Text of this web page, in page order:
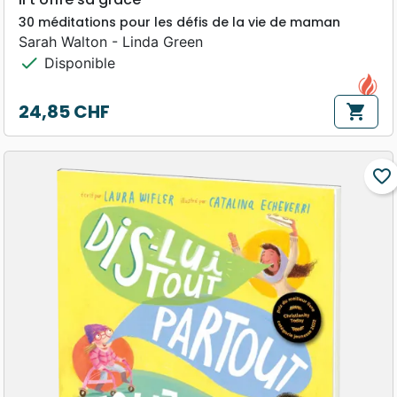
30 méditations pour les défis de la vie de maman
Sarah Walton - Linda Green
check Disponible
Prix
24,85 CHF shopping_cart
favorite_border